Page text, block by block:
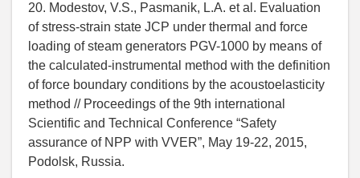
20. Modestov, V.S., Pasmanik, L.A. et al. Evaluation
of stress-strain state JCP under thermal and force
loading of steam generators PGV-1000 by means of
the calculated-instrumental method with the definition
of force boundary conditions by the acoustoelasticity
method // Proceedings of the 9th international
Scientific and Technical Conference “Safety
assurance of NPP with VVER”, May 19-22, 2015,
Podolsk, Russia.